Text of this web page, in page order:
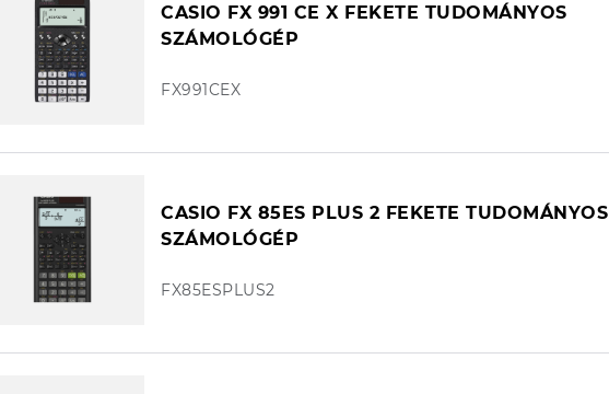
CASIO FX 991 CE X FEKETE TUDOMÁNYOS
SZÁMOLÓGÉP
FX991CEX
CASIO FX 85ES PLUS 2 FEKETE TUDOMÁNYOS
SZÁMOLÓGÉP
FX85ESPLUS2